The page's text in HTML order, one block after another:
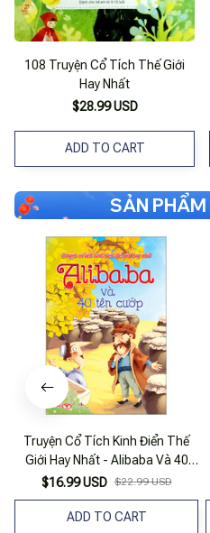
108 Truyện Cổ Tích Thế Giới
Hay Nhất
$28.99 USD
ADD TO CART
SẢN
Truyện Cổ Tích Kinh Điển Thế
Giới Hay Nhất - Alibaba Và 40
Tên Cướp
$16.99 USD $22.99 USD
ADD TO CART